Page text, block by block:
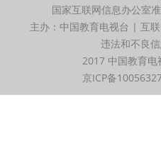
国家互联网信息办公室
主办：中国教育电视台 | 互
违法和不良
2017 中国教育
京ICP备